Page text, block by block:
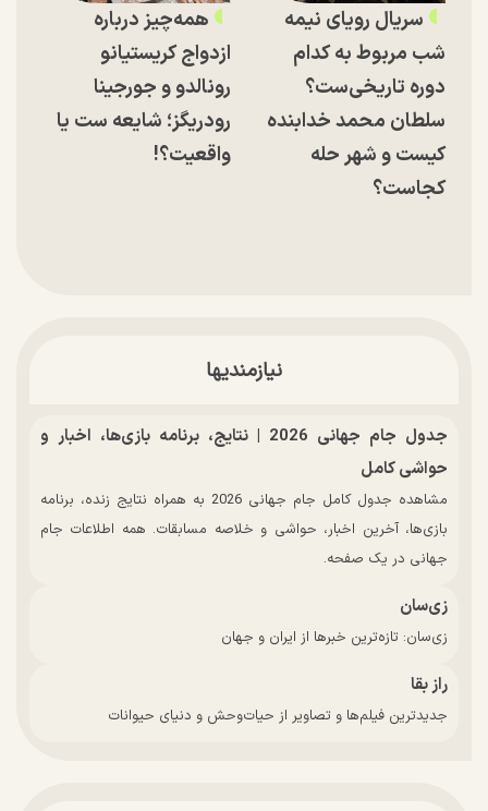
سریال رویای نیمه
شب مربوط به کدام
دوره تاریخی‌ست؟
سلطان محمد خدابنده
کیست و شهر حله
کجاست؟
همه‌چیز درباره
ازدواج کریستیانو
رونالدو و جورجینا
رودریگز؛ شایعه ست یا
واقعیت؟!
نیازمندیها
جدول جام جهانی 2026 | نتایج، برنامه بازی‌ها، اخبار و
حواشی کامل
مشاهده جدول کامل جام جهانی 2026 به همراه نتایج زنده، برنامه
بازی‌ها، آخرین اخبار، حواشی و خلاصه مسابقات. همه اطلاعات جام
جهانی در یک صفحه.
زی‌سان
زی‌سان: تازه‌ترین خبرها از ایران و جهان
راز بقا
جدیدترین فیلم‌ها و تصاویر از حیات‌وحش و دنیای حیوانات